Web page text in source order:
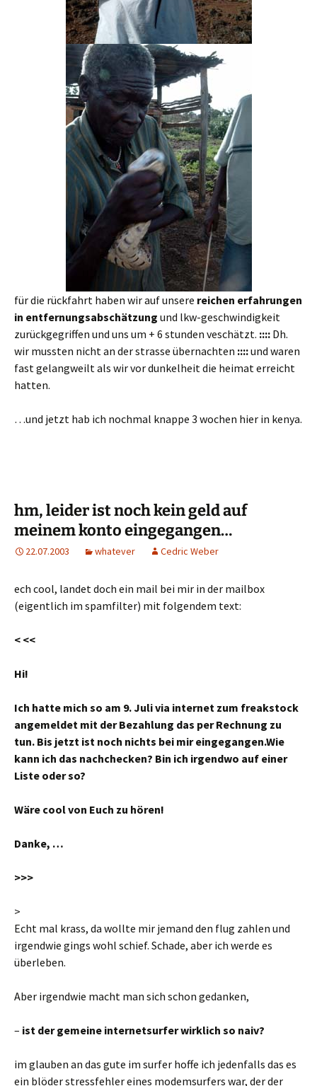
für die rückfahrt haben wir auf unsere reichen erfahrungen
in entfernungsabschätzung und lkw-geschwindigkeit
zurückgegriffen und uns um + 6 stunden veschätzt. :::: Dh.
wir mussten nicht an der strasse übernachten ::::und waren
fast gelangweilt als wir vor dunkelheit die heimat erreicht
hatten.
…und jetzt hab ich nochmal knappe 3 wochen hier in kenya.
hm, leider ist noch kein geld auf
meinem konto eingegangen…
22.07.2003 whatever Cedric Weber
ech cool, landet doch ein mail bei mir in der mailbox
(eigentlich im spamfilter) mit folgendem text:
< <<
Hi!
Ich hatte mich so am 9. Juli via internet zum freakstock
angemeldet mit der Bezahlung das per Rechnung zu
tun. Bis jetzt ist noch nichts bei mir eingegangen.Wie
kann ich das nachchecken? Bin ich irgendwo auf einer
Liste oder so?
Wäre cool von Euch zu hören!
Danke, …
>>>
>
Echt mal krass, da wollte mir jemand den flug zahlen und
irgendwie gings wohl schief. Schade, aber ich werde es
überleben.
Aber irgendwie macht man sich schon gedanken,
– ist der gemeine internetsurfer wirklich so naiv?
im glauben an das gute im surfer hoffe ich jedenfalls das es
ein blöder stressfehler eines modemsurfers war, der der